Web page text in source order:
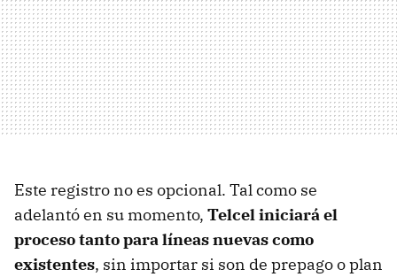
Este registro no es opcional. Tal como se
adelantó en su momento, Telcel iniciará el
proceso tanto para líneas nuevas como
existentes, sin importar si son de prepago o plan